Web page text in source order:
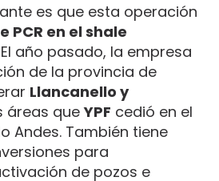
es que esta operación
PCR en el shale
El año pasado, la empresa
de la provincia de
Llancanello y
áreas queYPF cedió en el
Andes. También tiene
para
de pozos e